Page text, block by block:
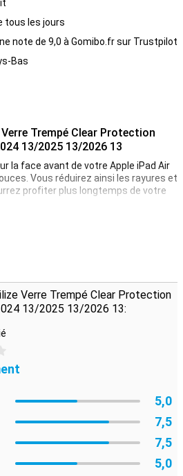
tous les jours
note de 9,0 à Gomibo.fr sur Trustpilot
Bas
Trempé Clear Protection
13/2025 13/2026 13
la face avant de votre Apple iPad Air
Vous réduirez ainsi les rayures et
profiter plus longtemps de votre
protection pour l'écran de votre Apple
contre les fissures. C'est pourquoi
est généralement plus chère
plastique.
votre écran avec cette fine
solide de cette protection d'écran,
voulez protéger correctement
2025 13/2026 13 tout en continuant à
à son design et à sa fine couche.
Verre Trempé Clear Protection
13/2025 13/2026 13:
5,0
7,5
7,5
5,0